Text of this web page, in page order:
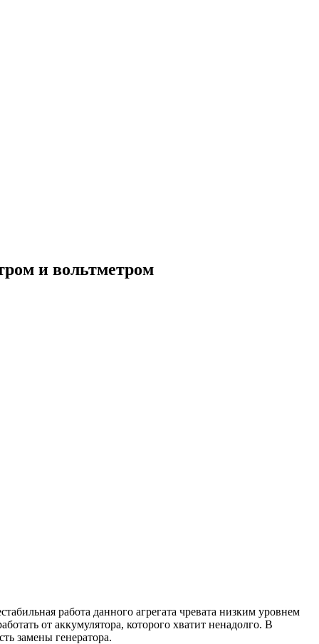
и вольтметром
работа данного агрегата чревата низким уровнем
от аккумулятора, которого хватит ненадолго. В
замены генератора.